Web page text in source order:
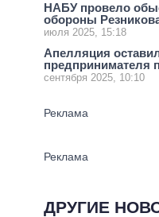
НАБУ провело
обороны
июля 2025, 15:18
Апелляция
предпринимателя
сентября 2025, 10:10
ДРУГИЕ